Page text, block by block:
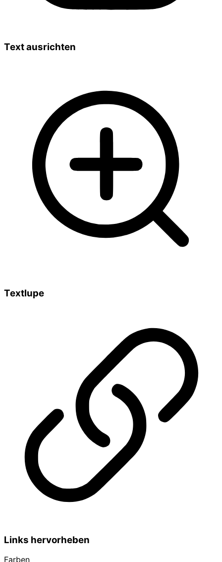
Text ausrichten
Textlupe
Links hervorheben
Farben